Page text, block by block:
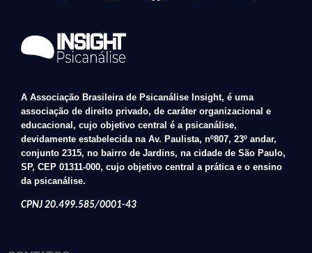
A Associação Brasileira de Psicanálise Insight, é uma
associação de direito privado, de caráter organizacional e
educacional, cujo objetivo central é a psicanálise,
devidamente estabelecida na Av. Paulista, nº807, 23º andar,
conjunto 2315, no bairro de Jardins, na cidade de São Paulo,
SP, CEP 01311-000, cujo objetivo central a prática e o ensino
da psicanálise.
CPNJ 20.499.585/0001-43